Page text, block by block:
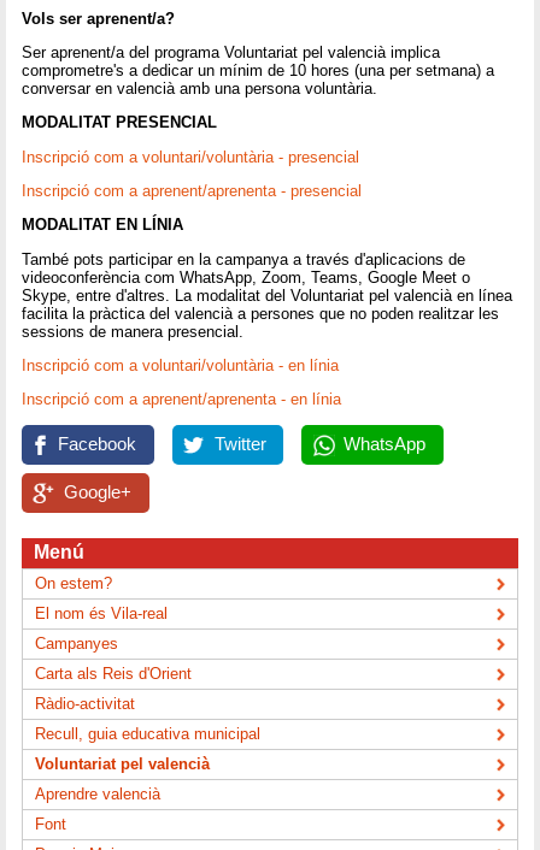
Vols ser aprenent/a?
Ser aprenent/a del programa Voluntariat pel valencià implica
comprometre's a dedicar un mínim de 10 hores (una per setmana) a
conversar en valencià amb una persona voluntària.
MODALITAT PRESENCIAL
Inscripció com a voluntari/voluntària - presencial
Inscripció com a aprenent/aprenenta - presencial
MODALITAT EN LÍNIA
També pots participar en la campanya a través d'aplicacions de
videoconferència com WhatsApp, Zoom, Teams, Google Meet o
Skype, entre d'altres. La modalitat del Voluntariat pel valencià en línea
facilita la pràctica del valencià a persones que no poden realitzar les
sessions de manera presencial.
Inscripció com a voluntari/voluntària - en línia
Inscripció com a aprenent/aprenenta - en línia
Facebook Twitter WhatsApp
Google+
Menú
On estem?
El nom és Vila-real
Campanyes
Carta als Reis d'Orient
Ràdio-activitat
Recull, guia educativa municipal
Voluntariat pel valencià
Aprendre valencià
Font